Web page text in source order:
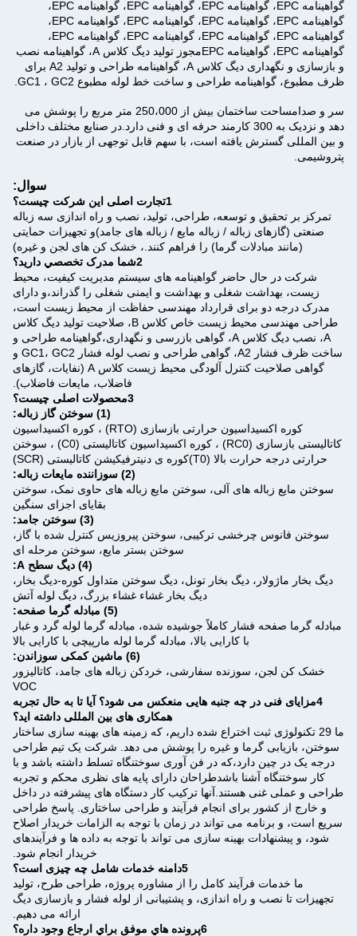
گواهینامه EPC، گواهینامه EPC، گواهینامه EPC، گواهینامه EPC،
گواهینامه EPC، گواهینامه EPC، گواهینامه EPC، گواهینامه EPC،
گواهینامه EPC، گواهینامه EPC، گواهینامه EPC، گواهینامه EPC،
گواهینامه EPC، گواهینامه EPCمجوز تولید دیگ کلاس A، گواهینامه نصب
و بازسازی و نگهداری دیگ کلاس A، گواهینامه طراحی و تولید A2 برای
ظرف مطبوع، گواهینامه طراحی و ساخت خط لوله مطبوع GC1 ، GC2.
سر و صدا
مساحت ساختمان بیش از 250،000 متر مربع را پوشش می
دهد و نزدیک به 300 کارمند حرفه ای و فنی دارد.در صنایع مختلف داخلی
و بین المللی گسترش یافته است، با سهم قابل توجهی از بازار در صنعت
پتروشیمی.
سوال:
1تجارت اصلی این شرکت چیست؟
تمرکز بر تحقیق و توسعه، طراحی، تولید، نصب و راه اندازی سه زباله
صنعتی (گازهای زباله / زباله مایع / زباله های جامد)و تجهیزات حمایتی
(مانند مبادلات گرما) را فراهم کنند.، خشک کن های لجن و غیره)
2شما مدرک تخصصي داريد؟
شرکت در حال حاضر گواهینامه های سیستم مدیریت کیفیت، محیط
زیست، بهداشت شغلی و بهداشت و ایمنی شغلی را گذراند،و دارای
مدرک درجه دو برای قرارداد مهندسی حفاظت از محیط زیست است،
طراحی مهندسی محیط زیست خاص کلاس B، صلاحیت تولید دیگ کلاس
A، نصب دیگ کلاس A، گواهی بازرسی و نگهداری،گواهینامه طراحی و
ساخت ظرف فشار A2، گواهی طراحی و نصب لوله فشار GC1، GC2 و
گواهی صلاحیت کنترل آلودگی محیط زیست کلاس A (نفايات، گازهای
فاضلاب، مایعات فاضلاب).
3محصولات اصلی چیست؟
(1) سوختن گاز زباله:
کوره اکسیداسیون حرارتی بازسازی (RTO) ، کوره اکسیداسیون
کاتالیستی بازسازی (RC0) ، کوره اکسیداسیون کاتالیستی (C0) ، سوختن
حرارتی درجه حرارت بالا (T0)کوره ی دنیترفیکیشن کاتالیستی (SCR)
(2) سوزاننده مایعات زباله:
سوختن مایع زباله های آلی، سوختن مایع زباله های حاوی نمک، سوختن
بقایای اجزای سنگین
(3) سوختن جامد:
سوختن فانوس چرخشی ترکیبی، سوختن پیروزیس کنترل شده با گاز،
سوختن بستر مایع، سوختن مرحله ای
(4) دیگ سطح A:
دیگ بخار ماژولار، دیگ بخار تونل، دیگ سوختن متداول کوره-دیگ بخار،
دیگ بخار غشاء غشاء بزرگ، دیگ لوله آتش
(5) مبادله گرما صفحه:
مبادله گرما صفحه فشار کاملاً جوشیده شده، مبادله گرما لوله گرد و غبار
با کارایی بالا، مبادله گرما لوله مارپیچی با کارایی بالا
(6) ماشین کمکی سوزاندن:
خشک کن لجن، سوزنده سفارشی، خردکن زباله های جامد، کاتالیزور
VOC
4مزایای فنی در چه جنبه هایی منعکس می شود؟ آیا تا به حال تجربه
همکاری های بین المللی داشته اید؟
ما 29 تکنولوژی ثبت اختراع شده داریم، که زمینه های بهینه سازی ساختار
سوختن، بازیابی گرما و غیره را پوشش می دهد. شرکت یک تیم طراحی
درجه یک در چین دارد،که در فن آوری سوختنگاه تسلط داشته باشد و با
کار سوختنگاه آشنا باشدطراحان دارای پایه های نظری محکم و تجربه
طراحی و عملی غنی هستند.آنها ترکیب کار دستگاه های پیشرفته در داخل
و خارج از کشور برای انجام فرآیند و طراحی ساختاری. پاسخ طراحی
سریع است، و برنامه می تواند در زمان با توجه به الزامات خریدار اصلاح
شود، و پیشنهادات بهینه سازی می تواند با توجه به داده ها و فرآیندهای
خریدار انجام شود.
5دامنه خدمات شامل چه چیزی است؟
ما خدمات فرآیند کامل را از مشاوره پروژه، طراحی طرح، تولید
تجهیزات تا نصب و راه اندازی، و پشتیبانی از لوله فشار و بازسازی دیگ
ارائه می دهیم.
6پرونده هاي موفق براي ارجاع وجود داره؟